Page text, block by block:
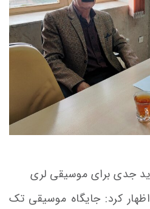
جدی برای موسیقی لری
کرد: جایگاه موسیقی تک